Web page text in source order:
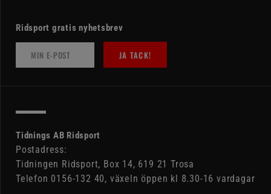
Ridsport gratis nyhetsbrev
JA TACK!
Tidnings AB Ridsport
Postadress:
Tidningen Ridsport, Box 14, 619 21 Trosa
Telefon 0156-132 40, växeln öppen kl 8.30-16 vardagar